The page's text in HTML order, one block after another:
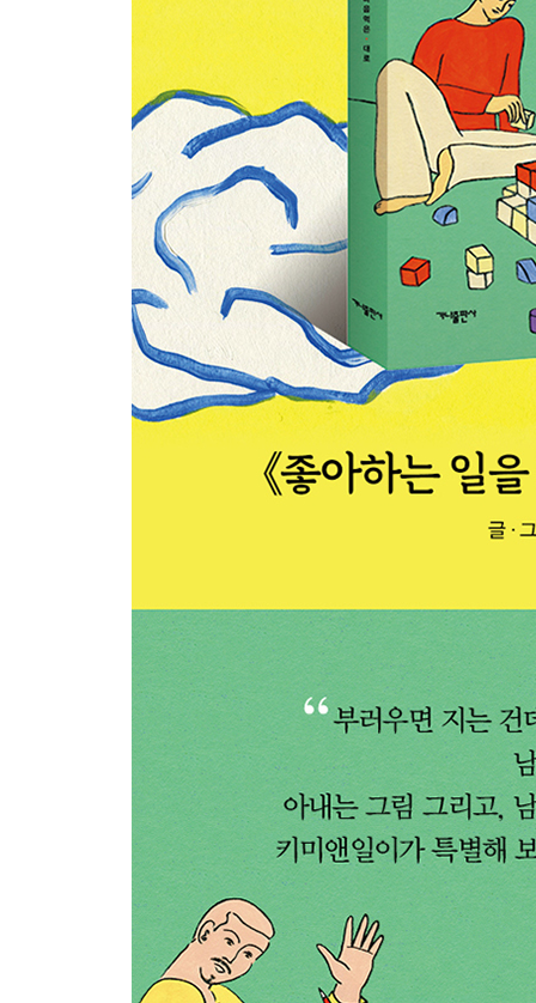
5장
충전의 시간
사랑할 수 있을까, 아파트
상상을 현실로 만든다는 것
청개구리 심보
기우
나는 미역이 싫다
돈. 돈. 돈
한때는 신세대
용돈 밀당
새해에는
[Epilogue]
순간순간들을 소중하고 감사하게